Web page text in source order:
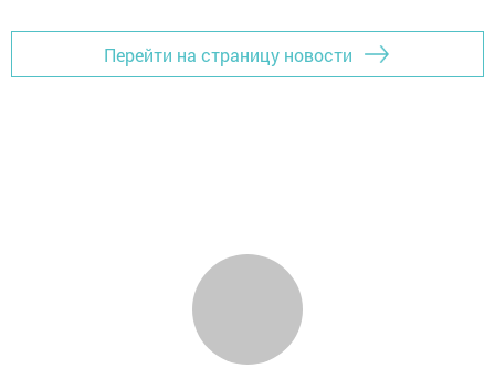
Перейти на страницу новости